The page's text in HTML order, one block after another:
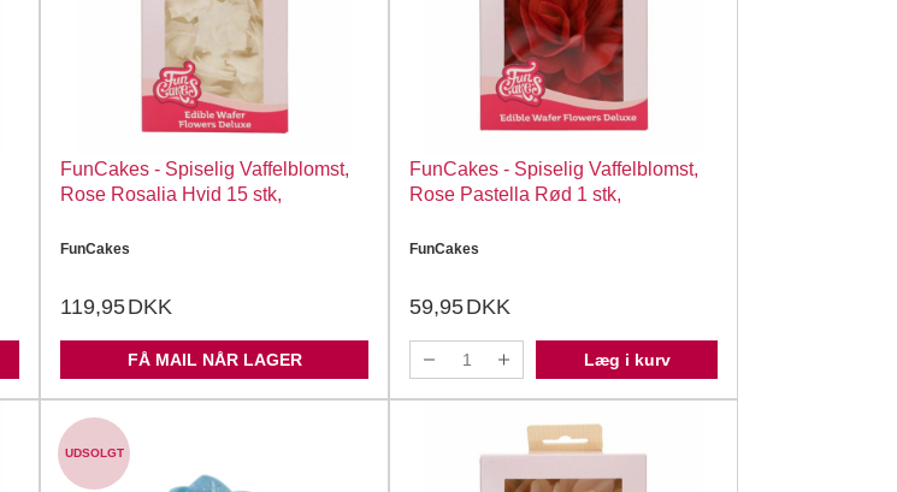
FunCakes - Spiselig Vaffelblomst,
Rose Rosalia Hvid 15 stk,
FunCakes
119,95DKK
FÅ MAIL NÅR LAGER
FunCakes - Spiselig Vaffelblomst,
Rose Pastella Rød 1 stk,
FunCakes
59,95DKK
Læg i kurv
UDSOLGT